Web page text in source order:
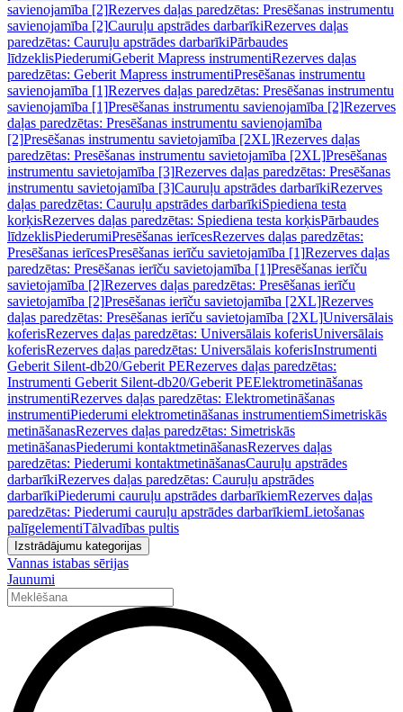
savienojamība [2]Rezerves daļas paredzētas: Presēšanas instrumentu
savienojamība [2]Cauruļu apstrādes darbarīkiRezerves daļas
paredzētas: Cauruļu apstrādes darbarīkiPārbaudes
līdzeklisPiederumiGeberit Mapress instrumentiRezerves daļas
paredzētas: Geberit Mapress instrumentiPresēšanas instrumentu
savienojamība [1]Rezerves daļas paredzētas: Presēšanas instrumentu
savienojamība [1]Presēšanas instrumentu savienojamība [2]Rezerves
daļas paredzētas: Presēšanas instrumentu savienojamība
[2]Presēšanas instrumentu savietojamība [2XL]Rezerves daļas
paredzētas: Presēšanas instrumentu savietojamība [2XL]Presēšanas
instrumentu savietojamība [3]Rezerves daļas paredzētas: Presēšanas
instrumentu savietojamība [3]Cauruļu apstrādes darbarīkiRezerves
daļas paredzētas: Cauruļu apstrādes darbarīkiSpiediena testa
korķisRezerves daļas paredzētas: Spiediena testa korķisPārbaudes
līdzeklisPiederumiPresēšanas ierīcesRezerves daļas paredzētas:
Presēšanas ierīcesPresēšanas ierīču savietojamība [1]Rezerves daļas
paredzētas: Presēšanas ierīču savietojamība [1]Presēšanas ierīču
savietojamība [2]Rezerves daļas paredzētas: Presēšanas ierīču
savietojamība [2]Presēšanas ierīču savietojamība [2XL]Rezerves
daļas paredzētas: Presēšanas ierīču savietojamība [2XL]Universālais
koferisRezerves daļas paredzētas: Universālais koferisUniversālais
koferisRezerves daļas paredzētas: Universālais koferisInstrumenti
Geberit Silent-db20/Geberit PERezerves daļas paredzētas:
Instrumenti Geberit Silent-db20/Geberit PEElektrometināšanas
instrumentiRezerves daļas paredzētas: Elektrometināšanas
instrumentiPiederumi elektrometināšanas instrumentiemSimetriskās
metināšanasRezerves daļas paredzētas: Simetriskās
metināšanasPiederumi kontaktmetināšanasRezerves daļas
paredzētas: Piederumi kontaktmetināšanasCauruļu apstrādes
darbarīkiRezerves daļas paredzētas: Cauruļu apstrādes
darbarīkiPiederumi cauruļu apstrādes darbarīkiemRezerves daļas
paredzētas: Piederumi cauruļu apstrādes darbarīkiemLietošanas
palīgelementiTālvadības pultis
Izstrādājumu kategorijas
Vannas istabas sērijas
Jaunumi